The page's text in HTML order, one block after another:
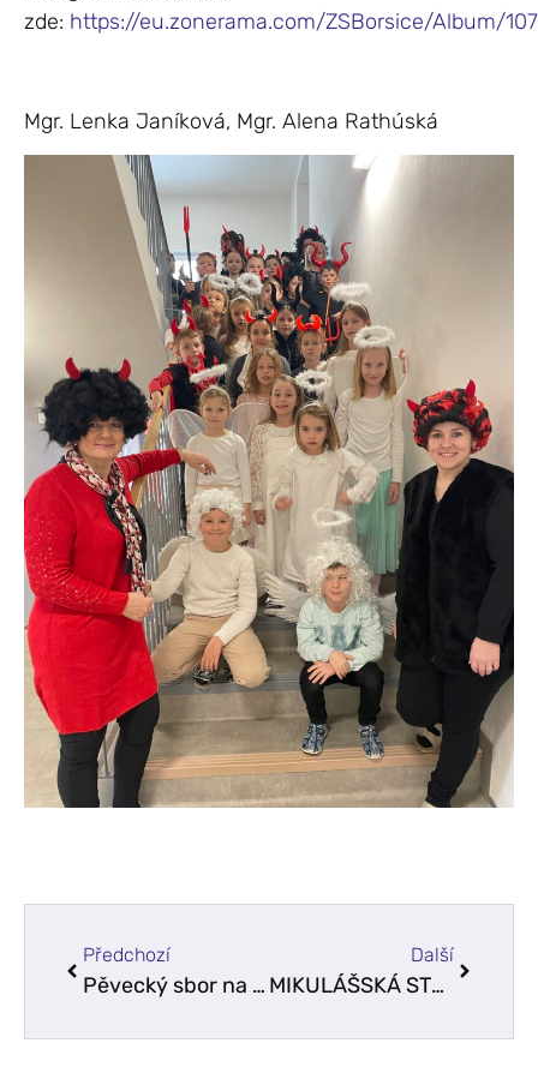
zde: https://eu.zonerama.com/ZSBorsice/Album/
Mgr. Lenka Janíková, Mgr. Alena Rathúská
Předchozí
Pěvecký sbor na Mikulášském jarmarku
Další
MIKULÁŠSKÁ STEZKA VE ŠKOLNÍ DRUŽINĚ